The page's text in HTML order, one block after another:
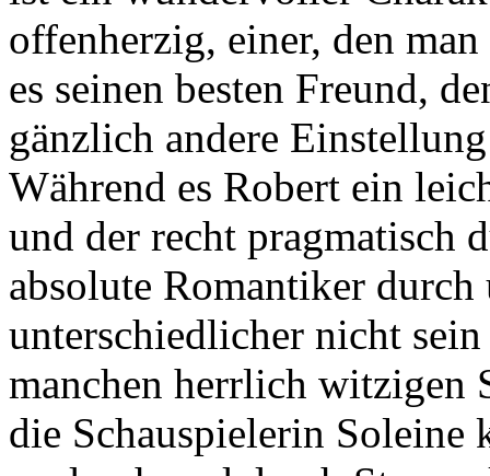
offenherzig, einer, den
es seinen besten Freund,
gänzlich andere
Während es Robert ein
und der recht pragmatisch
absolute Romantiker
unterschiedlicher nicht
manchen herrlich witzigen
die Schauspielerin Soleine